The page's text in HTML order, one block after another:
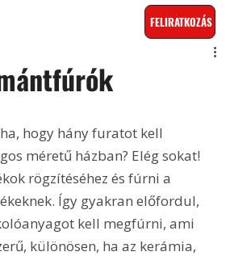
FELIRATKOZÁS
hogy hány furatot kell
méretű házban? Elég sokat!
rögzítéséhez és fúrni a
Így gyakran előfordul,
kell megfúrni, ami
különösen, ha az kerámia,